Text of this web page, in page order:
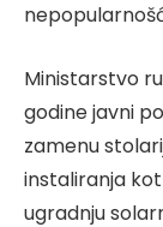
Ministarstvo
godine javni
zamenu
instaliranja
ugradnju